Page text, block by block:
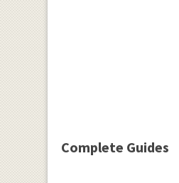
Complete Guides